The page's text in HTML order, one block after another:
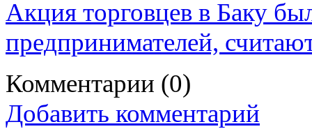
Акция торговцев в Баку
предпринимателей,
Комментарии (0)
Добавить комментарий